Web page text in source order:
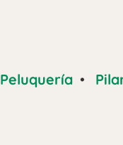
Peluquería •